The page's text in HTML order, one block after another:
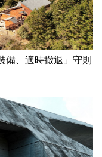
、適時撤退」守則